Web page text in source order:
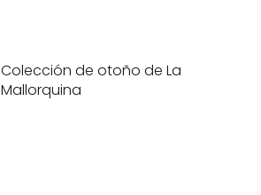
Colección de otoño de La
Mallorquina